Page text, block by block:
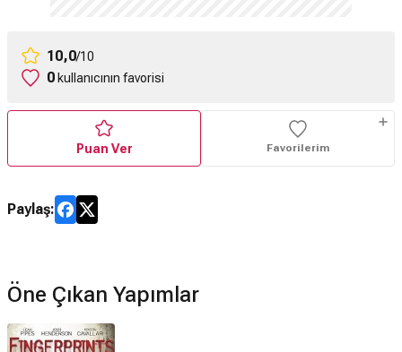
10,0/10
0kullanıcının favorisi
Puan Ver Favorilerim
Paylaş:
Öne Çıkan Yapımlar